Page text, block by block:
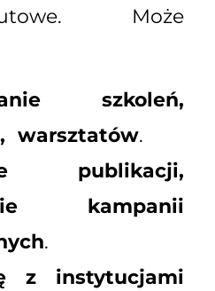
Może
szkoleń,
warsztatów.
publikacji,
kampanii
.
z instytucjami